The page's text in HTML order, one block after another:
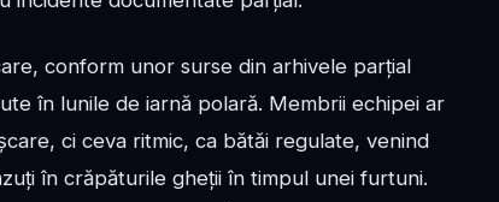
conform unor surse din arhivele parțial
în lunile de iarnă polară. Membrii echipei ar
ci ceva ritmic, ca bătăi regulate, venind
în crăpăturile gheții în timpul unei furtuni.